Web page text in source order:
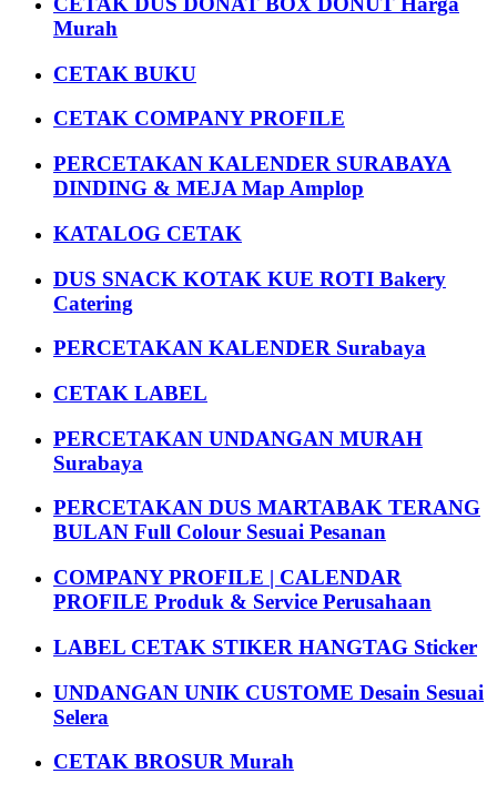
Murah
CETAK BUKU
CETAK COMPANY PROFILE
PERCETAKAN KALENDER SURABAYA
DINDING & MEJA Map Amplop
KATALOG CETAK
DUS SNACK KOTAK KUE ROTI Bakery
Catering
PERCETAKAN KALENDER Surabaya
CETAK LABEL
PERCETAKAN UNDANGAN MURAH
Surabaya
PERCETAKAN DUS MARTABAK TERANG
BULAN Full Colour Sesuai Pesanan
COMPANY PROFILE | CALENDAR
PROFILE Produk & Service Perusahaan
LABEL CETAK STIKER HANGTAG Sticker
UNDANGAN UNIK CUSTOME Desain Sesuai
Selera
CETAK BROSUR Murah